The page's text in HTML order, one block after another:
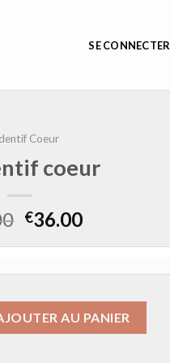
SE CONNECTER
Coeur
coeur
€36.00
AU PANIER